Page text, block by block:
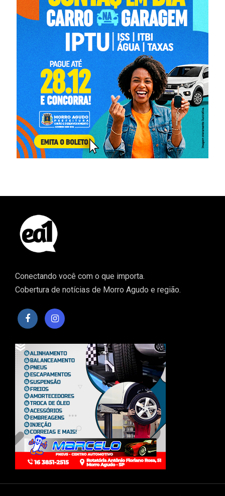
Conectando você com o que importa.
Cobertura de notícias de Morro Agudo e região.